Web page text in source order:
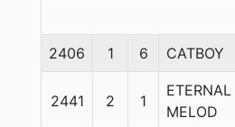
2406 1 6 CATBOY
2441 2 1
ETERNAL
MELOD